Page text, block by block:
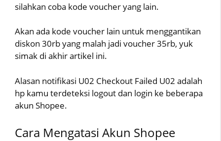
silahkan coba kode voucher yang lain.
Akan ada kode voucher lain untuk menggantikan
diskon 30rb yang malah jadi voucher 35rb, yuk
simak di akhir artikel ini.
Alasan notifikasi U02 Checkout Failed U02 adalah
hp kamu terdeteksi logout dan login ke beberapa
akun Shopee.
Cara Mengatasi Akun Shopee